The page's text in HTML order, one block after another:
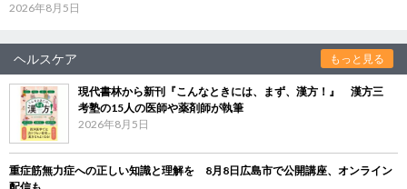
2026年8月5日
ヘルスケア もっと見る
現代書林から新刊『こんなときには、まず、漢方！』 漢方三
考塾の15人の医師や薬剤師が執筆
2026年8月5日
重症筋無力症への正しい知識と理解を 8月8日広島市で公開講座、オンライン